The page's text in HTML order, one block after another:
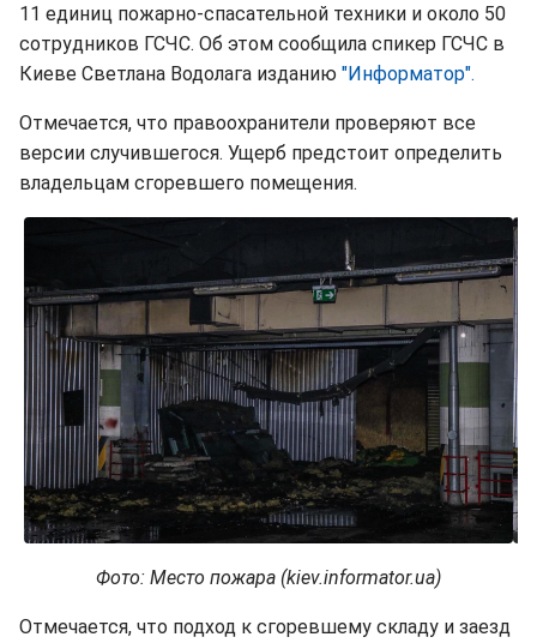
11 единиц пожарно-спасательной техники и около 50
сотрудников ГСЧС. Об этом сообщила спикер ГСЧС в
Киеве Светлана Водолага изданию "Информатор".
Отмечается, что правоохранители проверяют все
версии случившегося. Ущерб предстоит определить
владельцам сгоревшего помещения.
Фото: Место пожара (kiev.informator.ua)
Отмечается, что подход к сгоревшему складу и заезд